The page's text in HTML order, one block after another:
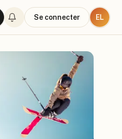
Se connecter EL